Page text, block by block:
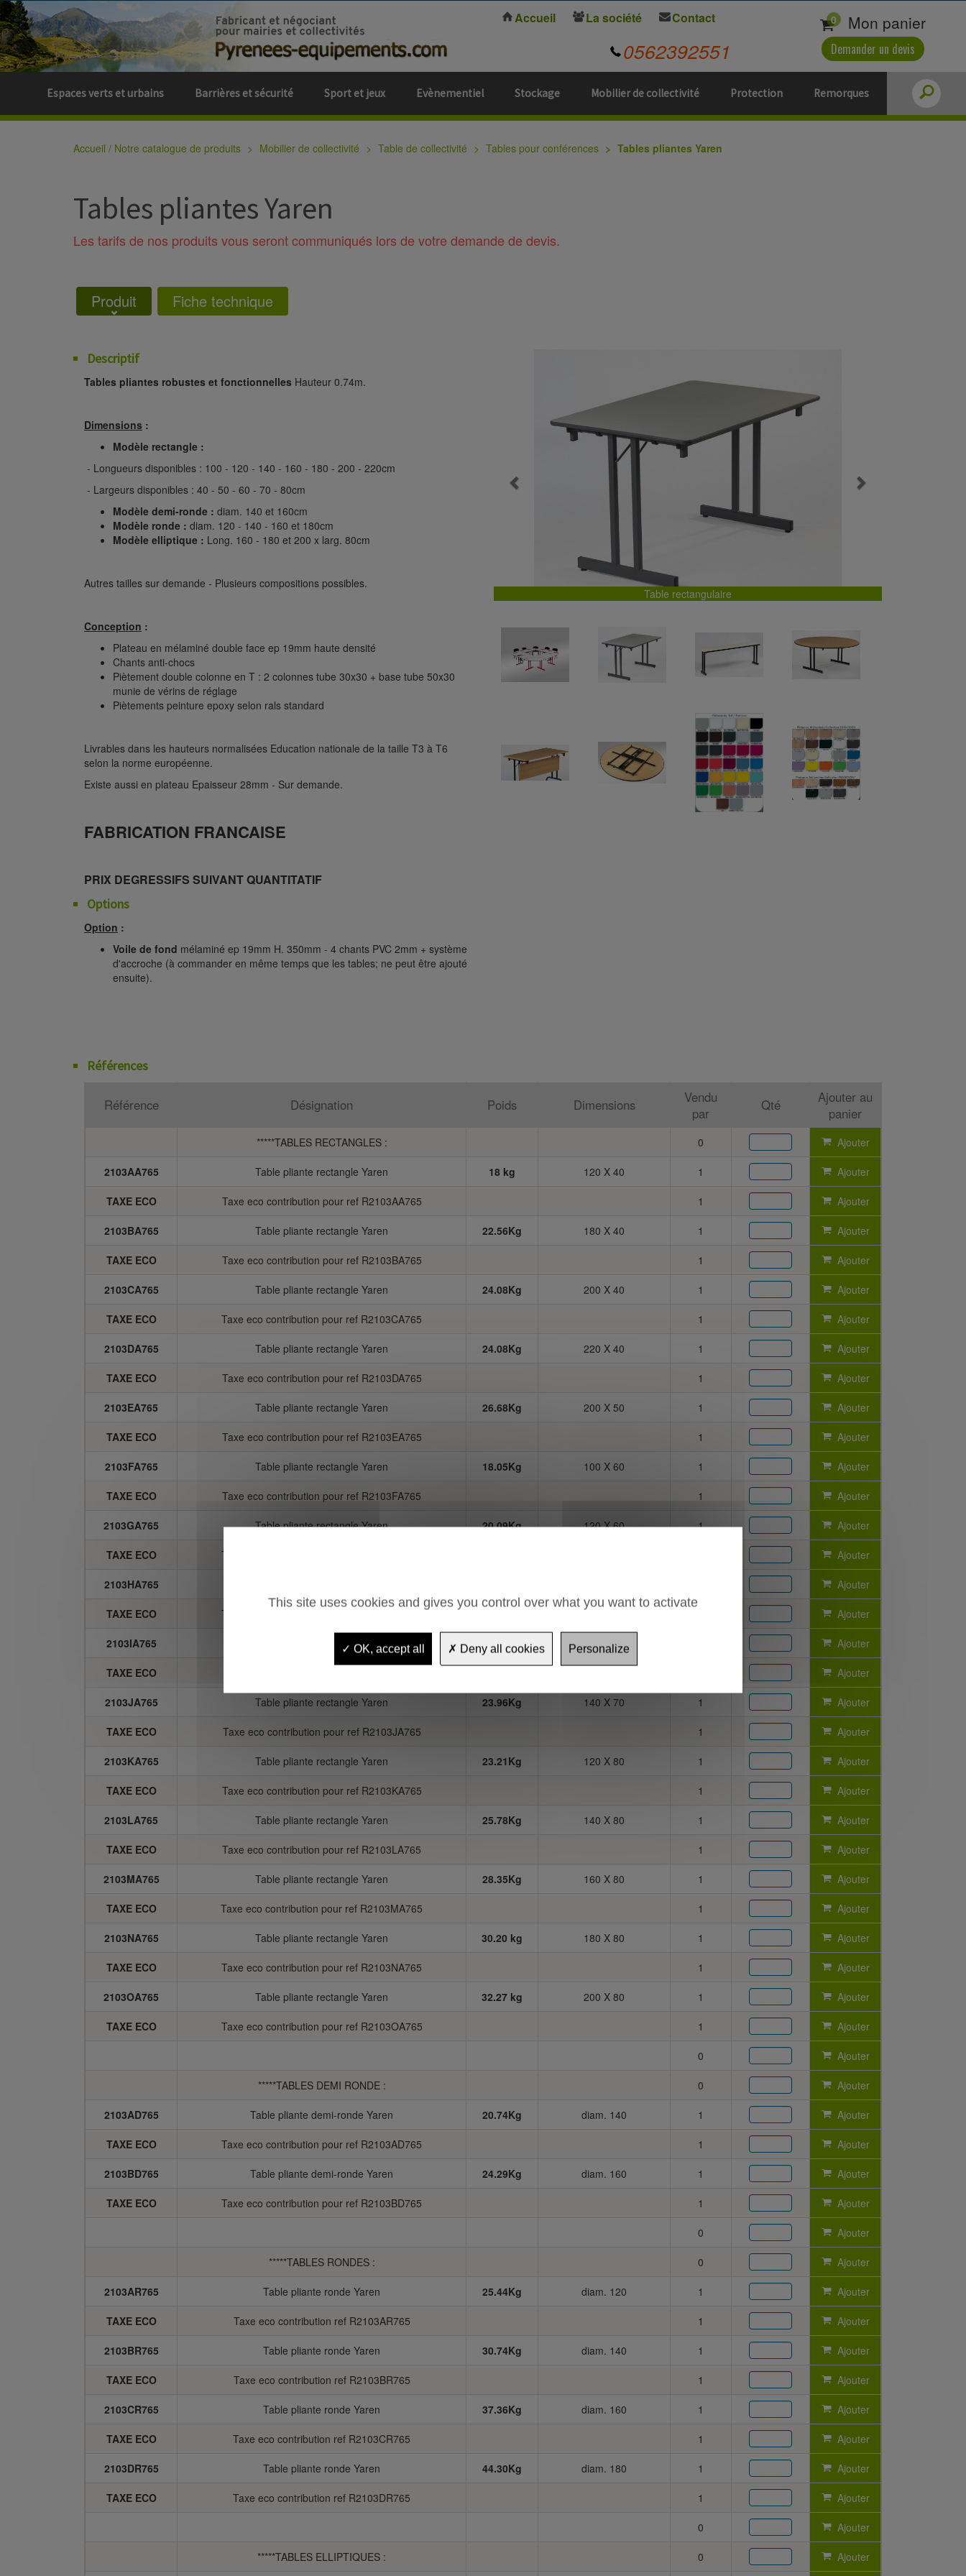
Espaces verts et urbains Barrières et sécurité Sport et jeux Evènementiel Stockage Mobilier de collectivité Protection Remorques
Accueil La société Contact
0562392551
0 Mon panier
Demander un devis
Accueil / Notre catalogue de produits Mobilier de collectivité Table de collectivité Tables pour conférences Tables pliantes Yaren
Tables pliantes Yaren
Les tarifs de nos produits vous seront communiqués lors de votre demande de devis.
Produit Fiche technique
Descriptif
Tables pliantes robustes et fonctionnelles Hauteur 0.74m.
Dimensions :
Modèle rectangle :
- Longueurs disponibles : 100 - 120 - 140 - 160 - 180 - 200 - 220cm
- Largeurs disponibles : 40 - 50 - 60 - 70 - 80cm
Modèle demi-ronde : diam. 140 et 160cm
Modèle ronde : diam. 120 - 140 - 160 et 180cm
Modèle elliptique : Long. 160 - 180 et 200 x larg. 80cm
Autres tailles sur demande - Plusieurs compositions possibles.
Conception :
Plateau en mélaminé double face ep 19mm haute densité
Chants anti-chocs
Piètement double colonne en T : 2 colonnes tube 30x30 + base tube 50x30
munie de vérins de réglage
Piètements peinture epoxy selon rals standard
Livrables dans les hauteurs normalisées Education nationale de la taille T3 à T6
selon la norme européenne.
Existe aussi en plateau Epaisseur 28mm - Sur demande.
FABRICATION FRANCAISE
PRIX DEGRESSIFS SUIVANT QUANTITATIF
Options
Option :
Voile de fond mélaminé ep 19mm H. 350mm - 4 chants PVC 2mm + système
d'accroche (à commander en même temps que les tables; ne peut être ajouté
ensuite).
Table rectangulaire
Références
Référence Désignation Poids Dimensions
Vendu
par
Qté
Ajouter au
panier
*****TABLES RECTANGLES : 0 Ajouter
2103AA765 Table pliante rectangle Yaren 18 kg 120 X 40 1 Ajouter
TAXE ECO Taxe eco contribution pour ref R2103AA765 1 Ajouter
2103BA765 Table pliante rectangle Yaren 22.56Kg 180 X 40 1 Ajouter
TAXE ECO Taxe eco contribution pour ref R2103BA765 1 Ajouter
2103CA765 Table pliante rectangle Yaren 24.08Kg 200 X 40 1 Ajouter
TAXE ECO Taxe eco contribution pour ref R2103CA765 1 Ajouter
2103DA765 Table pliante rectangle Yaren 24.08Kg 220 X 40 1 Ajouter
TAXE ECO Taxe eco contribution pour ref R2103DA765 1 Ajouter
2103EA765 Table pliante rectangle Yaren 26.68Kg 200 X 50 1 Ajouter
TAXE ECO Taxe eco contribution pour ref R2103EA765 1 Ajouter
2103FA765 Table pliante rectangle Yaren 18.05Kg 100 X 60 1 Ajouter
TAXE ECO Taxe eco contribution pour ref R2103FA765 1 Ajouter
2103GA765 Table pliante rectangle Yaren 20.09Kg 120 X 60 1 Ajouter
TAXE ECO Taxe eco contribution pour ref R2103GA765 Ajouter
2103HA765 Ajouter
TAXE ECO Taxe eco contribution pour ref R2103HA765 Ajouter
2103IA765 Table pliante rectangle Yaren 21.65Kg 120 X 70 Ajouter
TAXE ECO Ajouter
2103JA765 Table pliante rectangle Yaren 23.96Kg 140 X 70 1 Ajouter
TAXE ECO Taxe eco contribution pour ref R2103JA765 1 Ajouter
2103KA765 Table pliante rectangle Yaren 23.21Kg 120 X 80 1 Ajouter
TAXE ECO Taxe eco contribution pour ref R2103KA765 1 Ajouter
2103LA765 Table pliante rectangle Yaren 25.78Kg 140 X 80 1 Ajouter
TAXE ECO Taxe eco contribution pour ref R2103LA765 1 Ajouter
2103MA765 Table pliante rectangle Yaren 28.35Kg 160 X 80 1 Ajouter
TAXE ECO Taxe eco contribution pour ref R2103MA765 1 Ajouter
2103NA765 Table pliante rectangle Yaren 30.20 kg 180 X 80 1 Ajouter
TAXE ECO Taxe eco contribution pour ref R2103NA765 1 Ajouter
2103OA765 Table pliante rectangle Yaren 32.27 kg 200 X 80 1 Ajouter
TAXE ECO Taxe eco contribution pour ref R2103OA765 1 Ajouter
0 Ajouter
*****TABLES DEMI RONDE : 0 Ajouter
2103AD765 Table pliante demi-ronde Yaren 20.74Kg diam. 140 1 Ajouter
TAXE ECO Taxe eco contribution pour ref R2103AD765 1 Ajouter
2103BD765 Table pliante demi-ronde Yaren 24.29Kg diam. 160 1 Ajouter
TAXE ECO Taxe eco contribution pour ref R2103BD765 1 Ajouter
0 Ajouter
*****TABLES RONDES : 0 Ajouter
2103AR765 Table pliante ronde Yaren 25.44Kg diam. 120 1 Ajouter
TAXE ECO Taxe eco contribution ref R2103AR765 1 Ajouter
2103BR765 Table pliante ronde Yaren 30.74Kg diam. 140 1 Ajouter
TAXE ECO Taxe eco contribution ref R2103BR765 1 Ajouter
2103CR765 Table pliante ronde Yaren 37.36Kg diam. 160 1 Ajouter
TAXE ECO Taxe eco contribution ref R2103CR765 1 Ajouter
2103DR765 Table pliante ronde Yaren 44.30Kg diam. 180 1 Ajouter
TAXE ECO Taxe eco contribution ref R2103DR765 1 Ajouter
0 Ajouter
*****TABLES ELLIPTIQUES : 0 Ajouter
This site uses cookies and gives you control over what you want to activate
OK, accept all Deny all cookies Personalize